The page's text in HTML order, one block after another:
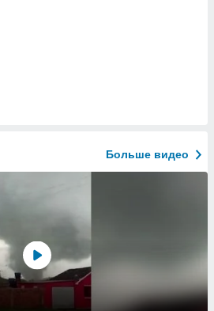
Больше видео